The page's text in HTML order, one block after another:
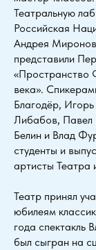
Театральную
Российская
Андрея
представили
«Пространство
века».
Благодёр,
Либабов, Павел
Белин и Влад
студенты и
артисты
Театр принял
юбилеям
года спектакль
был сыгран на